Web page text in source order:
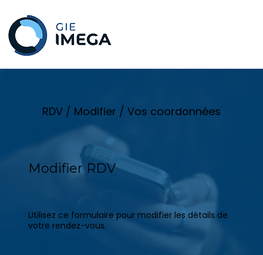
RDV / Modifier / Vos coordonnées
Modifier RDV
Utilisez ce formulaire pour modifier les détails de
votre rendez-vous.